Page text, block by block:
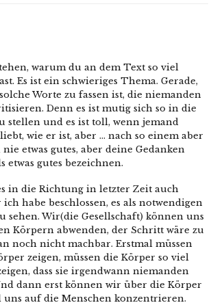
warum du an dem Text so viel
Es ist ein schwieriges Thema. Gerade,
Worte zu fassen ist, die niemanden
Denn es ist mutig sich so in die
stellen und es ist toll, wenn jemand
wie er ist, aber … nach so einem aber
etwas gutes, aber deine Gedanken
etwas gutes bezeichnen.
in die Richtung in letzter Zeit auch
habe beschlossen, es als notwendigen
sehen. Wir(die Gesellschaft) können uns
Körpern abwenden, der Schritt wäre zu
noch nicht machbar. Erstmal müssen
zeigen, müssen die Körper so viel
dass sie irgendwann niemanden
dann erst können wir über die Körper
auf die Menschen konzentrieren.